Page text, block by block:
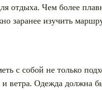
отдыха. Чем более
заранее изучить
с собой не только
ветра. Одежда должна